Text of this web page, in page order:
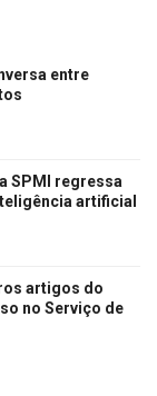
entre
SPMI regressa
artificial
artigos do
no Serviço de